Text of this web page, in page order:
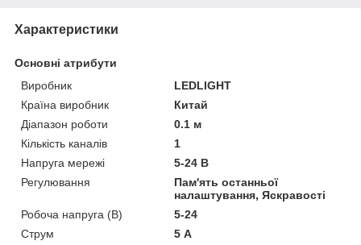
Характеристики
Основні атрибути
Виробник
LEDLIGHT
Країна виробник
Китай
Діапазон роботи
0.1 м
Кількість каналів
1
Напруга мережі
5-24 В
Регулювання
Пам'ять останньої
налаштування, Яскравості
Робоча напруга (В)
5-24
Струм
5 А